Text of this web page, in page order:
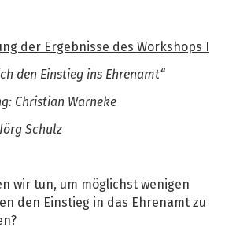
der Ergebnisse des Workshops I
den Einstieg ins Ehrenamt“
Christian Warneke
Schulz
wir tun, um möglichst wenigen
den Einstieg in das Ehrenamt zu